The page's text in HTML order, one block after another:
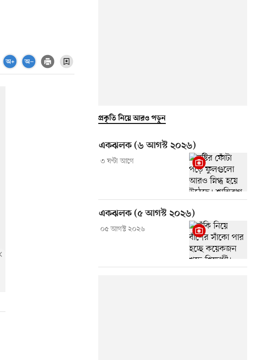
প্রকৃতি নিয়ে আরও পড়ুন
একঝলক (৬ আগস্ট ২০২৬)
৩ ঘণ্টা আগে
একঝলক (৫ আগস্ট ২০২৬)
০৫ আগস্ট ২০২৬